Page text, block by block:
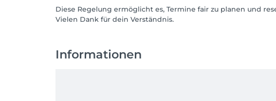
Diese Regelung ermöglicht es, Termine fair zu planen und
Vielen Dank für dein Verständnis.
Informationen